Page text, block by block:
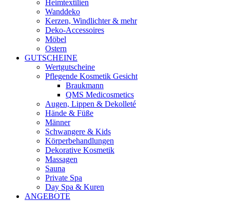
Heimtextilien
Wanddeko
Kerzen, Windlichter & mehr
Deko-Accessoires
Möbel
Ostern
GUTSCHEINE
Wertgutscheine
Pflegende Kosmetik Gesicht
Braukmann
QMS Medicosmetics
Augen, Lippen & Dekolleté
Hände & Füße
Männer
Schwangere & Kids
Körperbehandlungen
Dekorative Kosmetik
Massagen
Sauna
Private Spa
Day Spa & Kuren
ANGEBOTE